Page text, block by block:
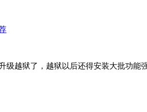
级越狱了，越狱以后还得安装大批功